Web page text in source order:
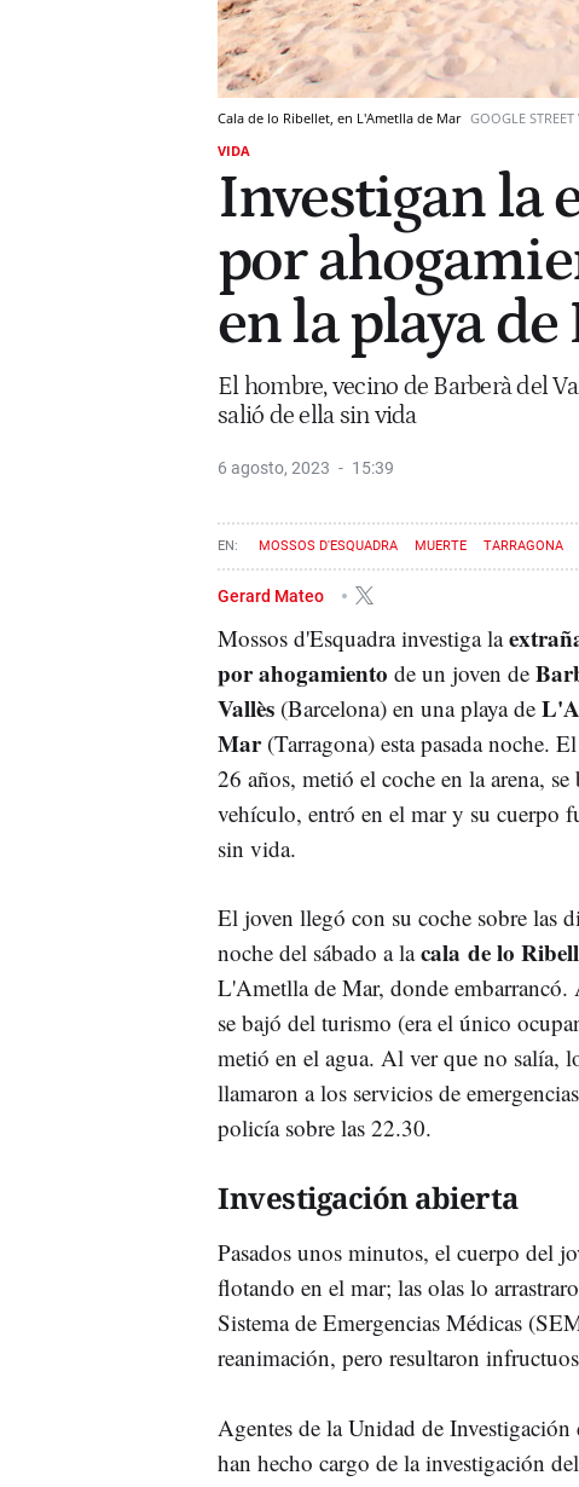
Cala de lo Ribellet, en L'Ametlla de Mar GOOGLE STREET
VIDA
Investigan la
por
en la playa
El hombre, vecino de Barberà del
salió de ella sin vida
6 agosto, 2023 15:39
MOSSOS D'ESQUADRA MUERTE TARRAGONA
Gerard Mateo
Mossos d'Esquadra investiga la
por ahogamiento de un joven de
Vallès (Barcelona) en una playa de
Mar(Tarragona) esta pasada noche.
26 años, metió el coche en la arena, se
vehículo, entró en el mar y su cuerpo
sin vida.
El joven llegó con su coche sobre las
noche del sábado a lacala de lo
L'Ametlla de Mar, donde embarrancó.
se bajó del turismo (era el único
metió en el agua. Al ver que no salía,
llamaron a los servicios de
policía sobre las 22.30.
Investigación abierta
Pasados unos minutos, el cuerpo del
flotando en el mar; las olas lo
Sistema de Emergencias Médicas
reanimación, pero resultaron
Agentes de la Unidad de
han hecho cargo de la investigación